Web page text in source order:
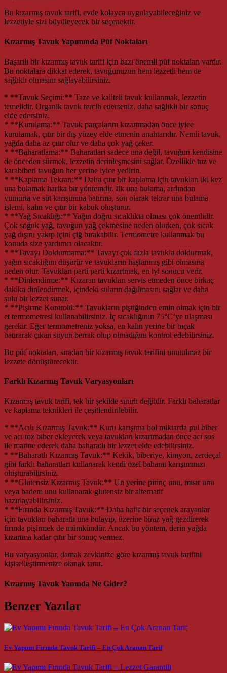
Bu kızarmış tavuk tarifi, evde kolayca uygulayabileceğiniz ve
lezzetiyle sizi büyüleyecek bir seçenektir.
Kızarmış Tavuk Yapımında Püf Noktaları
Başarılı bir kızarmış tavuk tarifi için bazı önemli püf noktaları vardır.
Bu noktalara dikkat ederek, tavuğunuzun hem lezzetli hem de
sağlıklı olmasını sağlayabilirsiniz.
* **Tavuk Seçimi:** Taze ve kaliteli tavuk kullanmak, lezzetin
temelidir. Organik tavuk tercih ederseniz, daha sağlıklı bir sonuç
elde edersiniz.
* **Kurulama:** Tavuk parçalarını kızartmadan önce iyice
kurulamak, çıtır bir dış yüzey elde etmenin anahtarıdır. Nemli tavuk,
yağda daha az çıtır olur ve daha çok yağ çeker.
* **Baharatlama:** Baharatları sadece una değil, tavuğun kendisine
de önceden sürmek, lezzetin derinleşmesini sağlar. Özellikle tuz ve
karabiberi tavuğun her yerine iyice yedirin.
* **Kaplama Tekrarı:** Daha çıtır bir kaplama için tavukları iki kez
una bulamak harika bir yöntemdir. İlk una bulama, ardından
yumurta ve süt karışımına batırma, son olarak tekrar una bulama
işlemi, kalın ve çıtır bir kabuk oluşturur.
* **Yağ Sıcaklığı:** Yağın doğru sıcaklıkta olması çok önemlidir.
Çok soğuk yağ, tavuğun yağ çekmesine neden olurken, çok sıcak
yağ dışını yakıp içini çiğ bırakabilir. Termometre kullanmak bu
konuda size yardımcı olacaktır.
* **Tavayı Doldurmama:** Tavayı çok fazla tavukla doldurmak,
yağın sıcaklığını düşürür ve tavukların haşlanmış gibi olmasına
neden olur. Tavukları parti parti kızartmak, en iyi sonucu verir.
* **Dinlendirme:** Kızaran tavukları servis etmeden önce birkaç
dakika dinlendirmek, içindeki suların dağılmasını sağlar ve daha
sulu bir lezzet sunar.
* **Pişirme Kontrolü:** Tavukların piştiğinden emin olmak için bir
et termometresi kullanabilirsiniz. İç sıcaklığının 75°C’ye ulaşması
gerekir. Eğer termometreniz yoksa, en kalın yerine bir bıçak
batırarak çıkan suyun berrak olup olmadığını kontrol edebilirsiniz.
Bu püf noktaları, sıradan bir kızarmış tavuk tarifini unutulmaz bir
lezzete dönüştürecektir.
Farklı Kızarmış Tavuk Varyasyonları
Kızarmış tavuk tarifi, tek bir şekilde sınırlı değildir. Farklı baharatlar
ve kaplama teknikleri ile çeşitlendirilebilir.
* **Acılı Kızarmış Tavuk:** Kuru karışıma bol miktarda pul biber
ve acı toz biber ekleyerek veya tavukları kızartmadan önce acı sos
ile marine ederek daha baharatlı bir lezzet elde edebilirsiniz.
* **Baharatlı Kızarmış Tavuk:** Kekik, biberiye, kimyon, zerdeçal
gibi farklı baharatları kullanarak kendi özel baharat karışımınızı
oluşturabilirsiniz.
* **Glutensiz Kızarmış Tavuk:** Un yerine pirinç unu, mısır unu
veya badem unu kullanarak glutensiz bir alternatif
hazırlayabilirsiniz.
* **Fırında Kızarmış Tavuk:** Daha hafif bir seçenek arayanlar
için tavukları baharatlı una bulayıp, üzerine biraz yağ gezdirerek
fırında pişirmek de mümkündür. Ancak bu yöntem, derin yağda
kızartma kadar çıtır bir sonuç vermez.
Bu varyasyonlar, damak zevkinize göre kızarmış tavuk tarifini
kişiselleştirmenize olanak tanır.
Kızarmış Tavuk Yanında Ne Gider?
Benzer Yazılar
Ev Yapımı Fırında Tavuk Tarifi – En Çok Aranan Tarif